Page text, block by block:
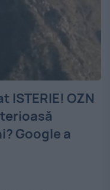
OZN
Google a